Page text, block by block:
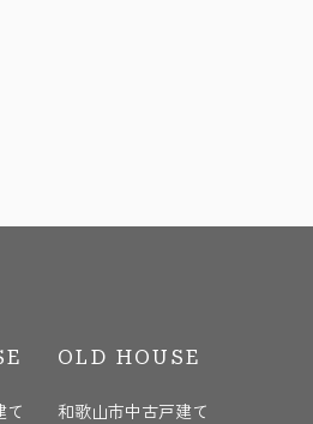
て
OLD HOUSE
和歌山市中古戸建て